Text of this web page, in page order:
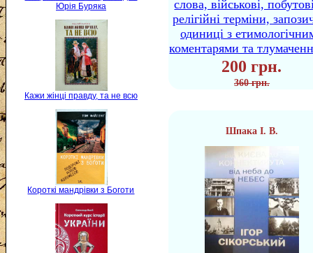
Юрія Буряка
Кажи жінці правду, та не всю
Короткі мандрівки з Боготи
слова, військові,
релігійні терміни,
одиниці з
коментарями та
200 грн.
360 грн.
Шпака І. В.